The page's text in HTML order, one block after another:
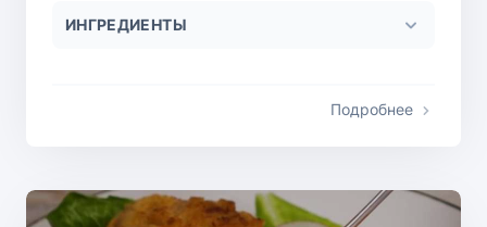
ИНГРЕДИЕНТЫ
Подробнее